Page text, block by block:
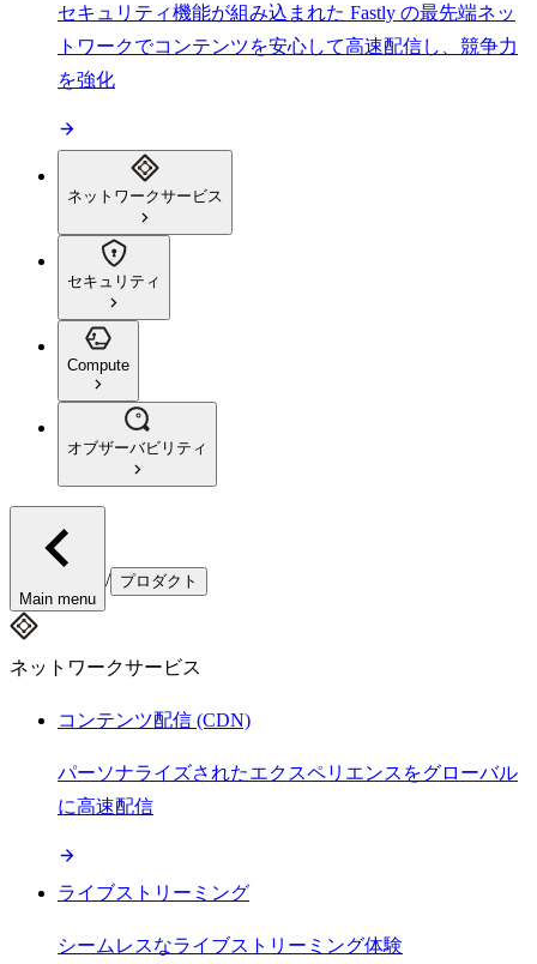
セキュリティ機能が組み込まれた Fastly の最先端ネッ
トワークでコンテンツを安心して高速配信し、競争力
を強化
ネットワークサービス
セキュリティ
Compute
オブザーバビリティ
Main menu
/ プロダクト
ネットワークサービス
コンテンツ配信 (CDN)
パーソナライズされたエクスペリエンスをグローバル
に高速配信
ライブストリーミング
シームレスなライブストリーミング体験